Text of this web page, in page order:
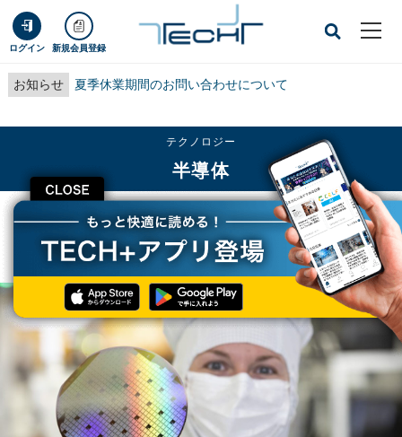
ログイン 新規会員登録
お知らせ 夏季休業期間のお問い合わせについて
CLOSE
テクノロジー
半導体
TECH+ テクノロジー
半導体
Boschが車載パワー半導体用6/8インチウェハラインを拡張、4億ユーロを投資